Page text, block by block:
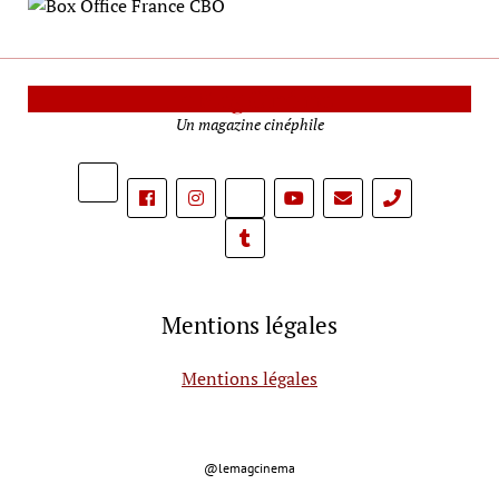
Un magazine cinéphile
phone
Mentions légales
Mentions légales
@lemagcinema